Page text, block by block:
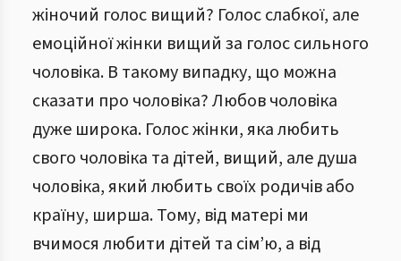
жіночий голос вищий? Голос слабкої, але
емоційної жінки вищий за голос сильного
чоловіка. В такому випадку, що можна
сказати про чоловіка? Любов чоловіка
дуже широка. Голос жінки, яка любить
свого чоловіка та дітей, вищий, але душа
чоловіка, який любить своїх родичів або
країну, ширша. Тому, від матері ми
вчимося любити дітей та сім’ю, а від